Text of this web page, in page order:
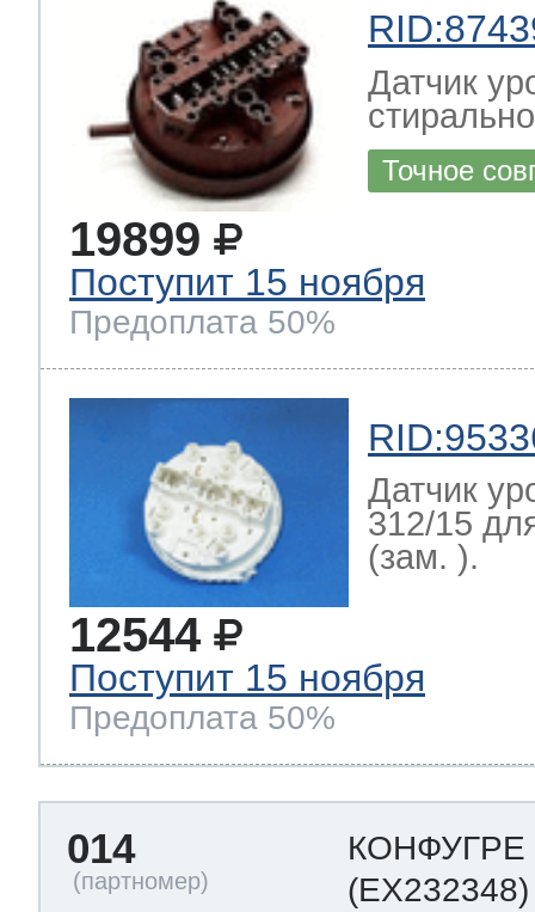
Датчик
Точное
19899
Поступит 15 ноября
Предоплата 50%
Датчик
312/15
(зам. ).
12544
Поступит 15 ноября
Предоплата 50%
014
КОНФУГРЕ
(EX232348)